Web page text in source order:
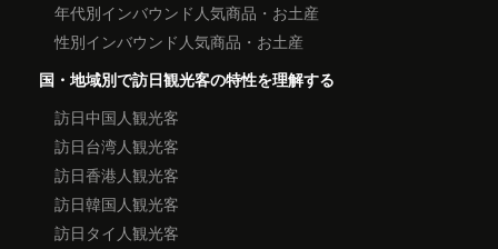
年代別インバウンド人気商品・お土産
性別インバウンド人気商品・お土産
国・地域別で訪日観光客の特性を理解する
訪日中国人観光客
訪日台湾人観光客
訪日香港人観光客
訪日韓国人観光客
訪日タイ人観光客